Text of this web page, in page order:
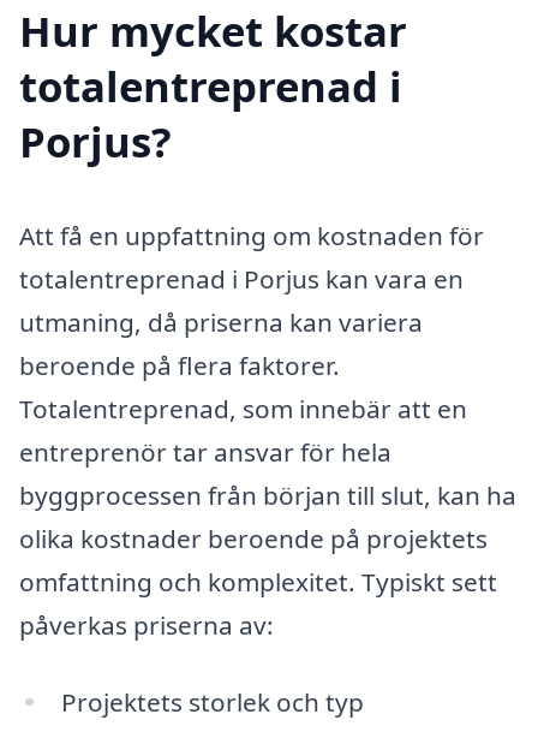
Hur mycket kostar
totalentreprenad i
Porjus?
Att få en uppfattning om kostnaden för
totalentreprenad i Porjus kan vara en
utmaning, då priserna kan variera
beroende på flera faktorer.
Totalentreprenad, som innebär att en
entreprenör tar ansvar för hela
byggprocessen från början till slut, kan ha
olika kostnader beroende på projektets
omfattning och komplexitet. Typiskt sett
påverkas priserna av:
Projektets storlek och typ